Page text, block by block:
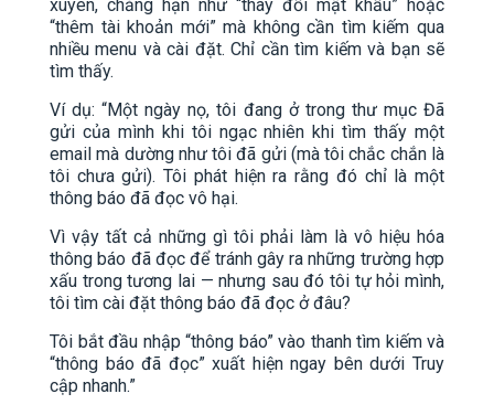
xuyên, chẳng hạn như “thay đổi mật khẩu” hoặc
“thêm tài khoản mới” mà không cần tìm kiếm qua
nhiều menu và cài đặt. Chỉ cần tìm kiếm và bạn sẽ
tìm thấy.
Ví dụ: “Một ngày nọ, tôi đang ở trong thư mục Đã
gửi của mình khi tôi ngạc nhiên khi tìm thấy một
email mà dường như tôi đã gửi (mà tôi chắc chắn là
tôi chưa gửi). Tôi phát hiện ra rằng đó chỉ là một
thông báo đã đọc vô hại.
Vì vậy tất cả những gì tôi phải làm là vô hiệu hóa
thông báo đã đọc để tránh gây ra những trường hợp
xấu trong tương lai — nhưng sau đó tôi tự hỏi mình,
tôi tìm cài đặt thông báo đã đọc ở đâu?
Tôi bắt đầu nhập “thông báo” vào thanh tìm kiếm và
“thông báo đã đọc” xuất hiện ngay bên dưới Truy
cập nhanh.”